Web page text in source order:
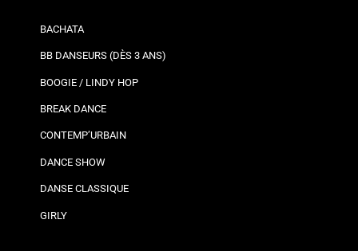
BACHATA
BB DANSEURS (DÈS 3 ANS)
BOOGIE / LINDY HOP
BREAK DANCE
CONTEMP’URBAIN
DANCE SHOW
DANSE CLASSIQUE
GIRLY